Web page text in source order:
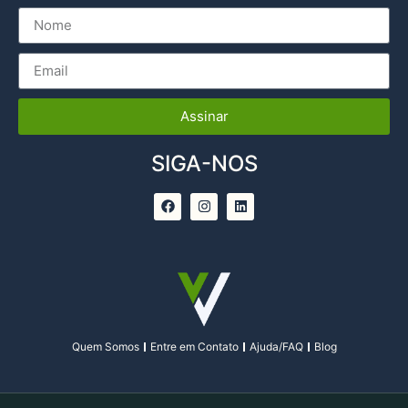
Assinar
SIGA-NOS
Quem Somos Entre em Contato Ajuda/FAQ Blog